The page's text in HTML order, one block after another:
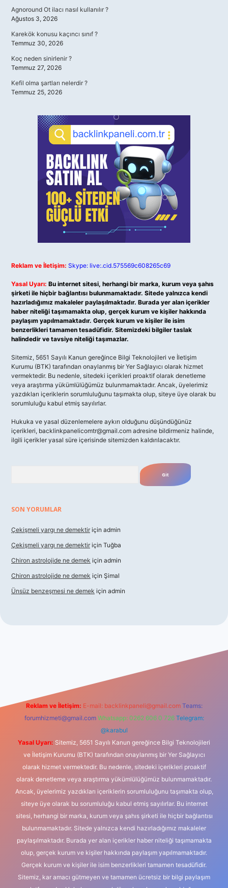
Agnoround Ot ilacı nasıl kullanılır ?
Ağustos 3, 2026
Karekök konusu kaçıncı sınıf ?
Temmuz 30, 2026
Koç neden sinirlenir ?
Temmuz 27, 2026
Kefil olma şartları nelerdir ?
Temmuz 25, 2026
Reklam ve İletişim: Skype: live:.cid.575569c608265c69
Yasal Uyarı: Bu internet sitesi, herhangi bir marka, kurum veya şahıs
şirketi ile hiçbir bağlantısı bulunmamaktadır. Sitede yalnızca kendi
hazırladığımız makaleler paylaşılmaktadır. Burada yer alan içerikler
haber niteliği taşımamakta olup, gerçek kurum ve kişiler hakkında
paylaşım yapılmamaktadır. Gerçek kurum ve kişiler ile isim
benzerlikleri tamamen tesadüfidir. Sitemizdeki bilgiler taslak
halindedir ve tavsiye niteliği taşımazlar.
Sitemiz, 5651 Sayılı Kanun gereğince Bilgi Teknolojileri ve İletişim
Kurumu (BTK) tarafından onaylanmış bir Yer Sağlayıcı olarak hizmet
vermektedir. Bu nedenle, sitedeki içerikleri proaktif olarak denetleme
veya araştırma yükümlülüğümüz bulunmamaktadır. Ancak, üyelerimiz
yazdıkları içeriklerin sorumluluğunu taşımakta olup, siteye üye olarak bu
sorumluluğu kabul etmiş sayılırlar.
Hukuka ve yasal düzenlemelere aykırı olduğunu düşündüğünüz
içerikleri, backlinkpanelicomtr@gmail.com adresine bildirmeniz halinde,
ilgili içerikler yasal süre içerisinde sitemizden kaldırılacaktır.
SON YORUMLAR
Çekişmeli yargı ne demektir için admin
Çekişmeli yargı ne demektir için Tuğba
Chiron astrolojide ne demek için admin
Chiron astrolojide ne demek için Şimal
Ünsüz benzeşmesi ne demek için admin
Reklam ve İletişim: E-mail: backlinkpaneli@gmail.com Teams:
forumhizmeti@gmail.com Whatsapp: 0262 606 0 726 Telegram:
@karabul
Yasal Uyarı: Sitemiz, 5651 Sayılı Kanun gereğince Bilgi Teknolojileri
ve İletişim Kurumu (BTK) tarafından onaylanmış bir Yer Sağlayıcı
olarak hizmet vermektedir. Bu nedenle, sitedeki içerikleri proaktif
olarak denetleme veya araştırma yükümlülüğümüz bulunmamaktadır.
Ancak, üyelerimiz yazdıkları içeriklerin sorumluluğunu taşımakta olup,
siteye üye olarak bu sorumluluğu kabul etmiş sayılırlar. Bu internet
sitesi, herhangi bir marka, kurum veya şahıs şirketi ile hiçbir bağlantısı
bulunmamaktadır. Sitede yalnızca kendi hazırladığımız makaleler
paylaşılmaktadır. Burada yer alan içerikler haber niteliği taşımamakta
olup, gerçek kurum ve kişiler hakkında paylaşım yapılmamaktadır.
Gerçek kurum ve kişiler ile isim benzerlikleri tamamen tesadüfidir.
Sitemiz, kar amacı gütmeyen ve tamamen ücretsiz bir bilgi paylaşım